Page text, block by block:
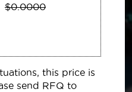
$0.0000
this price is
send RFQ to